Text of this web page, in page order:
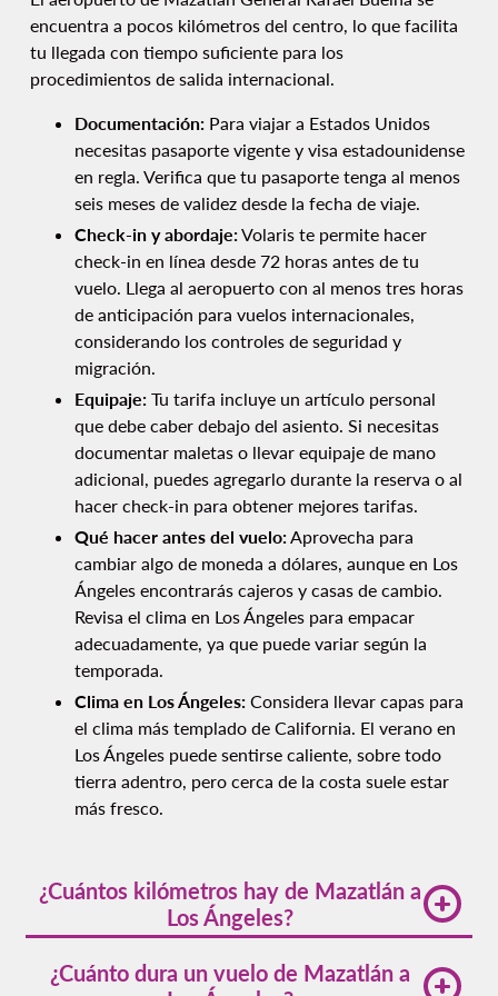
encuentra a pocos kilómetros del centro, lo que facilita
tu llegada con tiempo suficiente para los
procedimientos de salida internacional.
Documentación: Para viajar a Estados Unidos
necesitas pasaporte vigente y visa estadounidense
en regla. Verifica que tu pasaporte tenga al menos
seis meses de validez desde la fecha de viaje.
Check-in y abordaje:Volaris te permite hacer
check-in en línea desde 72 horas antes de tu
vuelo. Llega al aeropuerto con al menos tres horas
de anticipación para vuelos internacionales,
considerando los controles de seguridad y
migración.
Equipaje: Tu tarifa incluye un artículo personal
que debe caber debajo del asiento. Si necesitas
documentar maletas o llevar equipaje de mano
adicional, puedes agregarlo durante la reserva o al
hacer check-in para obtener mejores tarifas.
Qué hacer antes del vuelo:Aprovecha para
cambiar algo de moneda a dólares, aunque en Los
Ángeles encontrarás cajeros y casas de cambio.
Revisa el clima en Los Ángeles para empacar
adecuadamente, ya que puede variar según la
temporada.
Clima en Los Ángeles: Considera llevar capas para
el clima más templado de California. El verano en
Los Ángeles puede sentirse caliente, sobre todo
tierra adentro, pero cerca de la costa suele estar
más fresco.
¿Cuántos kilómetros hay de Mazatlán a
Los Ángeles?
aproximadamente 1,600 kilómetros en línea recta.
¿Cuánto dura un vuelo de Mazatlán a